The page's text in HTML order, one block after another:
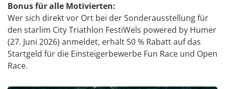
Bonus für alle Motivierten:
Wer sich direkt vor Ort bei der Sonderausstellung für
den starlim City Triathlon FestiWels powered by Humer
(27. Juni 2026) anmeldet, erhält 50 % Rabatt auf das
Startgeld für die Einsteigerbewerbe Fun Race und Open
Race.